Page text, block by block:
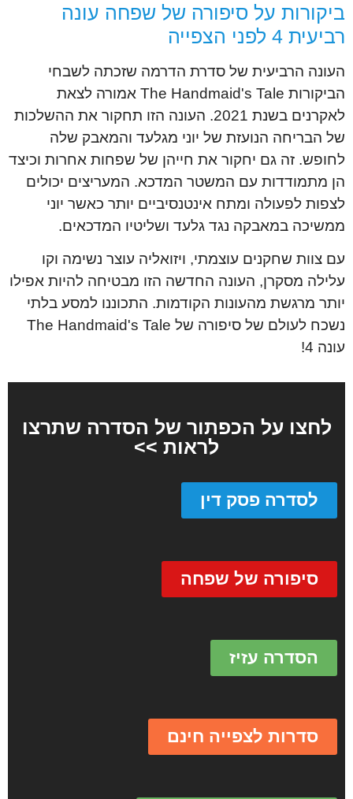
ביקורות על סיפורה של שפחה עונה
רביעית 4 לפני הצפייה
העונה הרביעית של סדרת הדרמה שזכתה לשבחי
הביקורות The Handmaid's Tale אמורה לצאת
לאקרנים בשנת 2021. העונה הזו תחקור את ההשלכות
של הבריחה הנועזת של יוני מגלעד והמאבק שלה
לחופש. זה גם יחקור את חייהן של שפחות אחרות וכיצד
הן מתמודדות עם המשטר המדכא. המעריצים יכולים
לצפות לפעולה ומתח אינטנסיביים יותר כאשר יוני
ממשיכה במאבקה נגד גלעד ושליטיו המדכאים.
עם צוות שחקנים עוצמתי, ויזואליה עוצר נשימה וקו
עלילה מסקרן, העונה החדשה הזו מבטיחה להיות אפילו
יותר מרגשת מהעונות הקודמות. התכוננו למסע בלתי
נשכח לעולם של סיפורה של The Handmaid's Tale
עונה 4!
לחצו על הכפתור של הסדרה שתרצו
לראות >>
לסדרה פסק דין
סיפורה של שפחה
הסדרה עזיז
סדרות לצפייה חינם